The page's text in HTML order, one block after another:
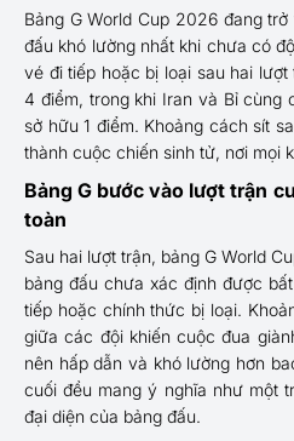
Bảng G World Cup 2026 đang
đấu khó lường nhất khi chưa có
vé đi tiếp hoặc bị loại sau hai
4 điểm, trong khi Iran và Bỉ cùng
sở hữu 1 điểm. Khoảng cách sít
thành cuộc chiến sinh tử, nơi mọi
Bảng G bước vào lượt trận
toàn
Sau hai lượt trận, bảng G World
bảng đấu chưa xác định được
tiếp hoặc chính thức bị loại.
giữa các đội khiến cuộc đua
nên hấp dẫn và khó lường hơn
cuối đều mang ý nghĩa như một
đại diện của bảng đấu.